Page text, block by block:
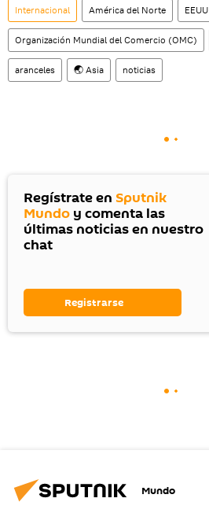
Internacional América del Norte EEUU
Organización Mundial del Comercio (OMC)
aranceles 🌏 Asia noticias
Regístrate en Sputnik
Mundo y comenta las
últimas noticias en nuestro
chat
Registrarse
Mundo